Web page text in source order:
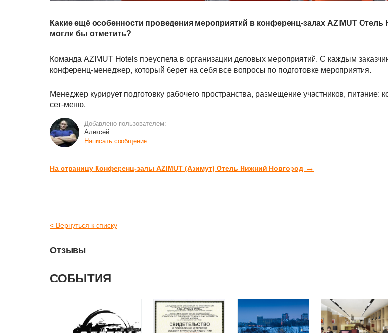
Какие ещё особенности проведения мероприятий в конференц-залах AZIMUT
могли бы отметить?
Команда AZIMUT Hotels преуспела в организации деловых мероприятий. С каждым
конференц-менеджер, который берет на себя все вопросы по подготовке мероприятия.
Менеджер курирует подготовку рабочего пространства, размещение участников, питание:
сет-меню.
Добавлено пользователем:
Алексей
Написать сообщение
На страницу Конференц-залы AZIMUT (Азимут) Отель Нижний Новгород →
< Вернуться к списку
Отзывы
СОБЫТИЯ